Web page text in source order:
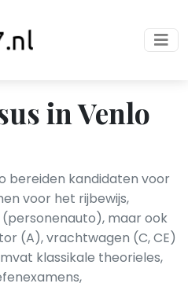
in Venlo
bereiden kandidaten voor
voor het rijbewijs,
maar ook
(A), vrachtwagen (C, CE)
klassikale theorieles,